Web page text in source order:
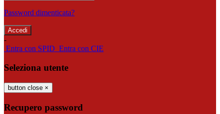
Password dimenticata?
-
Entra con SPID Entra con CIE
Seleziona utente
button close ×
Recupero password